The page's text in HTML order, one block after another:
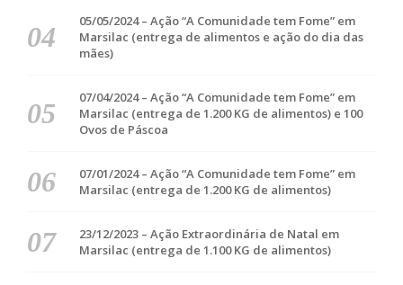
05/05/2024 – Ação “A Comunidade tem Fome” em
Marsilac (entrega de alimentos e ação do dia das
mães)
07/04/2024 – Ação “A Comunidade tem Fome” em
Marsilac (entrega de 1.200 KG de alimentos) e 100
Ovos de Páscoa
07/01/2024 – Ação “A Comunidade tem Fome” em
Marsilac (entrega de 1.200 KG de alimentos)
23/12/2023 – Ação Extraordinária de Natal em
Marsilac (entrega de 1.100 KG de alimentos)